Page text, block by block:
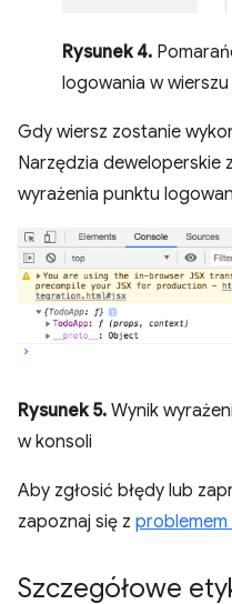
Rysunek 4.
logowania w wierszu
Gdy wiersz zostanie
Narzędzia deweloperskie
wyrażenia punktu
Rysunek 5. Wynik
w konsoli
Aby zgłosić błędy lub
zapoznaj się z problemem
Szczegółowe